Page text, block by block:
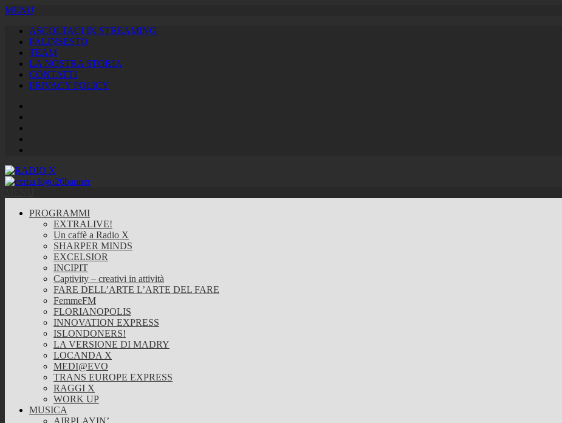
MENU
ASCOLTACI IN STREAMING
PALINSESTO
TEAM
LA NOSTRA STORIA
CONTATTI
PRIVACY POLICY
PROGRAMMI
EXTRALIVE!
Un caffè a Radio X
SHARPER MINDS
EXCELSIOR
INCIPIT
Captivity – creativi in attività
FARE DELL’ARTE L’ARTE DEL FARE
FemmeFM
FLORIANOPOLIS
INNOVATION EXPRESS
ISLONDONERS!
LA VERSIONE DI MADRY
LOCANDA X
MEDI@EVO
TRANS EUROPE EXPRESS
RAGGI X
WORK UP
MUSICA
AIRPLAYIN’